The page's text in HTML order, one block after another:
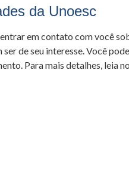
da Unoesc
em contato com você
de seu interesse. Você
Para mais detalhes, leia